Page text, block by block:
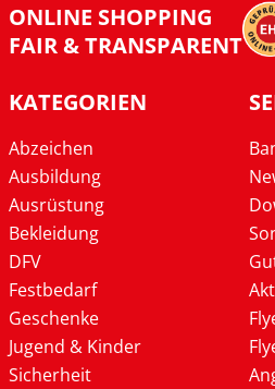
ONLINE SHOPPING
FAIR & TRANSPARENT
KATEGORIEN
Abzeichen
Ausbildung
Ausrüstung
Bekleidung
DFV
Festbedarf
Geschenke
Jugend & Kinder
Sicherheit